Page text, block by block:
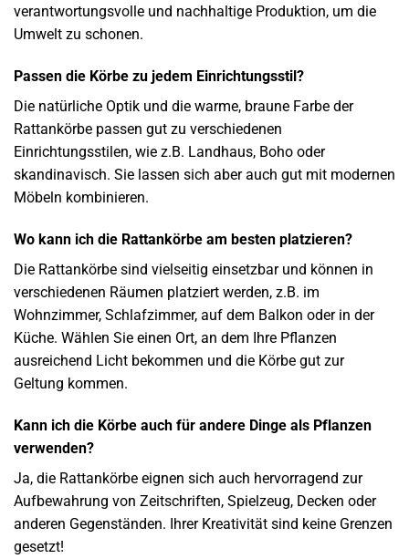
verantwortungsvolle und nachhaltige Produktion, um die
Umwelt zu schonen.
Passen die Körbe zu jedem Einrichtungsstil?
Die natürliche Optik und die warme, braune Farbe der
Rattankörbe passen gut zu verschiedenen
Einrichtungsstilen, wie z.B. Landhaus, Boho oder
skandinavisch. Sie lassen sich aber auch gut mit modernen
Möbeln kombinieren.
Wo kann ich die Rattankörbe am besten platzieren?
Die Rattankörbe sind vielseitig einsetzbar und können in
verschiedenen Räumen platziert werden, z.B. im
Wohnzimmer, Schlafzimmer, auf dem Balkon oder in der
Küche. Wählen Sie einen Ort, an dem Ihre Pflanzen
ausreichend Licht bekommen und die Körbe gut zur
Geltung kommen.
Kann ich die Körbe auch für andere Dinge als Pflanzen
verwenden?
Ja, die Rattankörbe eignen sich auch hervorragend zur
Aufbewahrung von Zeitschriften, Spielzeug, Decken oder
anderen Gegenständen. Ihrer Kreativität sind keine Grenzen
gesetzt!